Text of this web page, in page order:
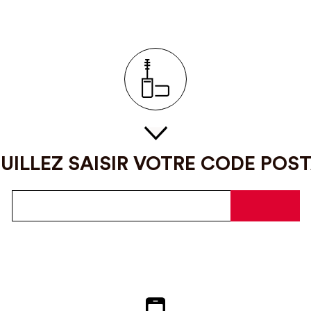
SAISIR VOTRE CODE